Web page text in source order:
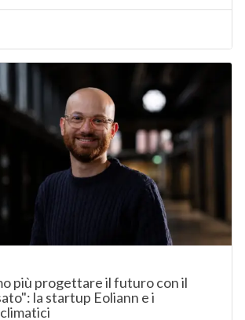
più progettare il futuro con il
la startup Eoliann e i